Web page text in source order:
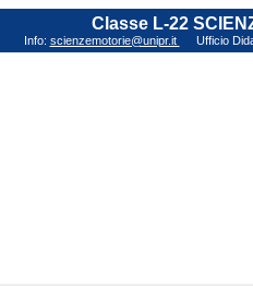
Classe L-22
Info: scienzemotorie@unipr.it Ufficio